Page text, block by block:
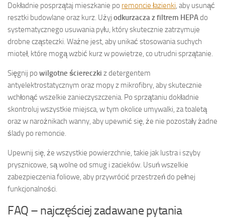
Dokładnie posprzątaj mieszkanie po remoncie łazienki , aby usunąć
resztki budowlane oraz kurz. Użyj odkurzacza z filtrem HEPAdo
systematycznego usuwania pyłu, który skutecznie zatrzymuje
drobne cząsteczki. Ważne jest, aby unikać stosowania suchych
mioteł, które mogą wzbić kurz w powietrze, co utrudni sprzątanie.
Sięgnij po wilgotne ściereczki z detergentem
antyelektrostatycznym oraz mopy z mikrofibry, aby skutecznie
wchłonąć wszelkie zanieczyszczenia. Po sprzątaniu dokładnie
skontroluj wszystkie miejsca, w tym okolice umywalki, za toaletą
oraz w narożnikach wanny, aby upewnić się, że nie pozostały żadne
ślady po remoncie.
Upewnij się, że wszystkie powierzchnie, takie jak lustra i szyby
prysznicowe, są wolne od smug i zacieków. Usuń wszelkie
zabezpieczenia foliowe, aby przywrócić przestrzeń do pełnej
funkcjonalności.
FAQ – najczęściej zadawane pytania